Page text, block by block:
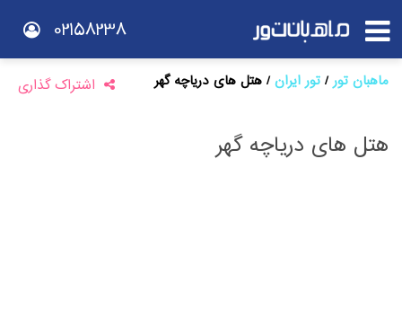
02158238
ماهبان تور تور ایران هتل های دریاچه گهر
هتل های دریاچه گهر
اشتراک گذاری